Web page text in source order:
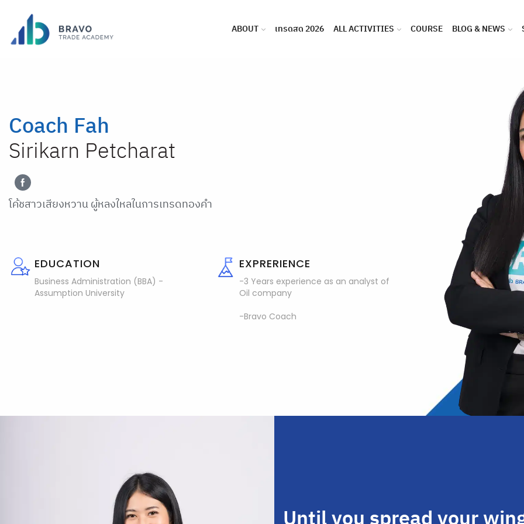
ABOUT เทรดสด 2026 ALL ACTIVITIES COURSE BLOG & NEWS
Coach Fah
Sirikarn Petcharat
โค้ชสาวเสียงหวาน ผู้หลงใหลในการเทรดทองคำ
EDUCATION
Business Administration (BBA) -
Assumption University
EXPRERIENCE
-3 Years experience as an analyst of
Oil company
-Bravo Coach